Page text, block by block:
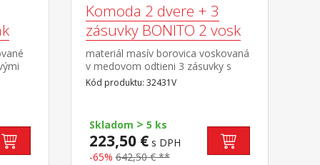
Komoda 2 dvere + 3
zásuvky BONITO 2 vosk
materiál masív borovica voskovaná
v medovom odtieni 3 zásuvky s
kovovými pojazdmi, 2 dvierka, 1
polica
Kód produktu: 32431V
Skladom > 5 ks
223,50 €s DPH
-65% 642,50 € **